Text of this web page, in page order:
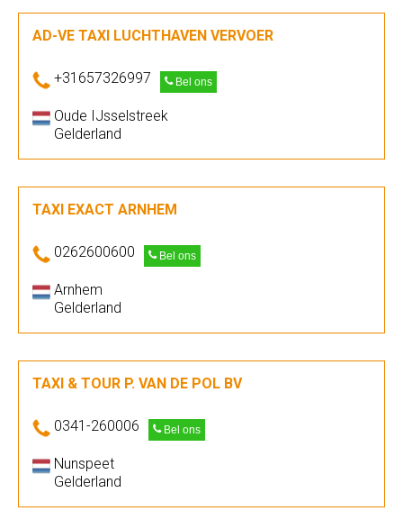
AD-VE TAXI LUCHTHAVEN VERVOER
+31657326997 Bel ons
Oude IJsselstreek
Gelderland
TAXI EXACT ARNHEM
0262600600 Bel ons
Arnhem
Gelderland
TAXI & TOUR P. VAN DE POL BV
0341-260006 Bel ons
Nunspeet
Gelderland